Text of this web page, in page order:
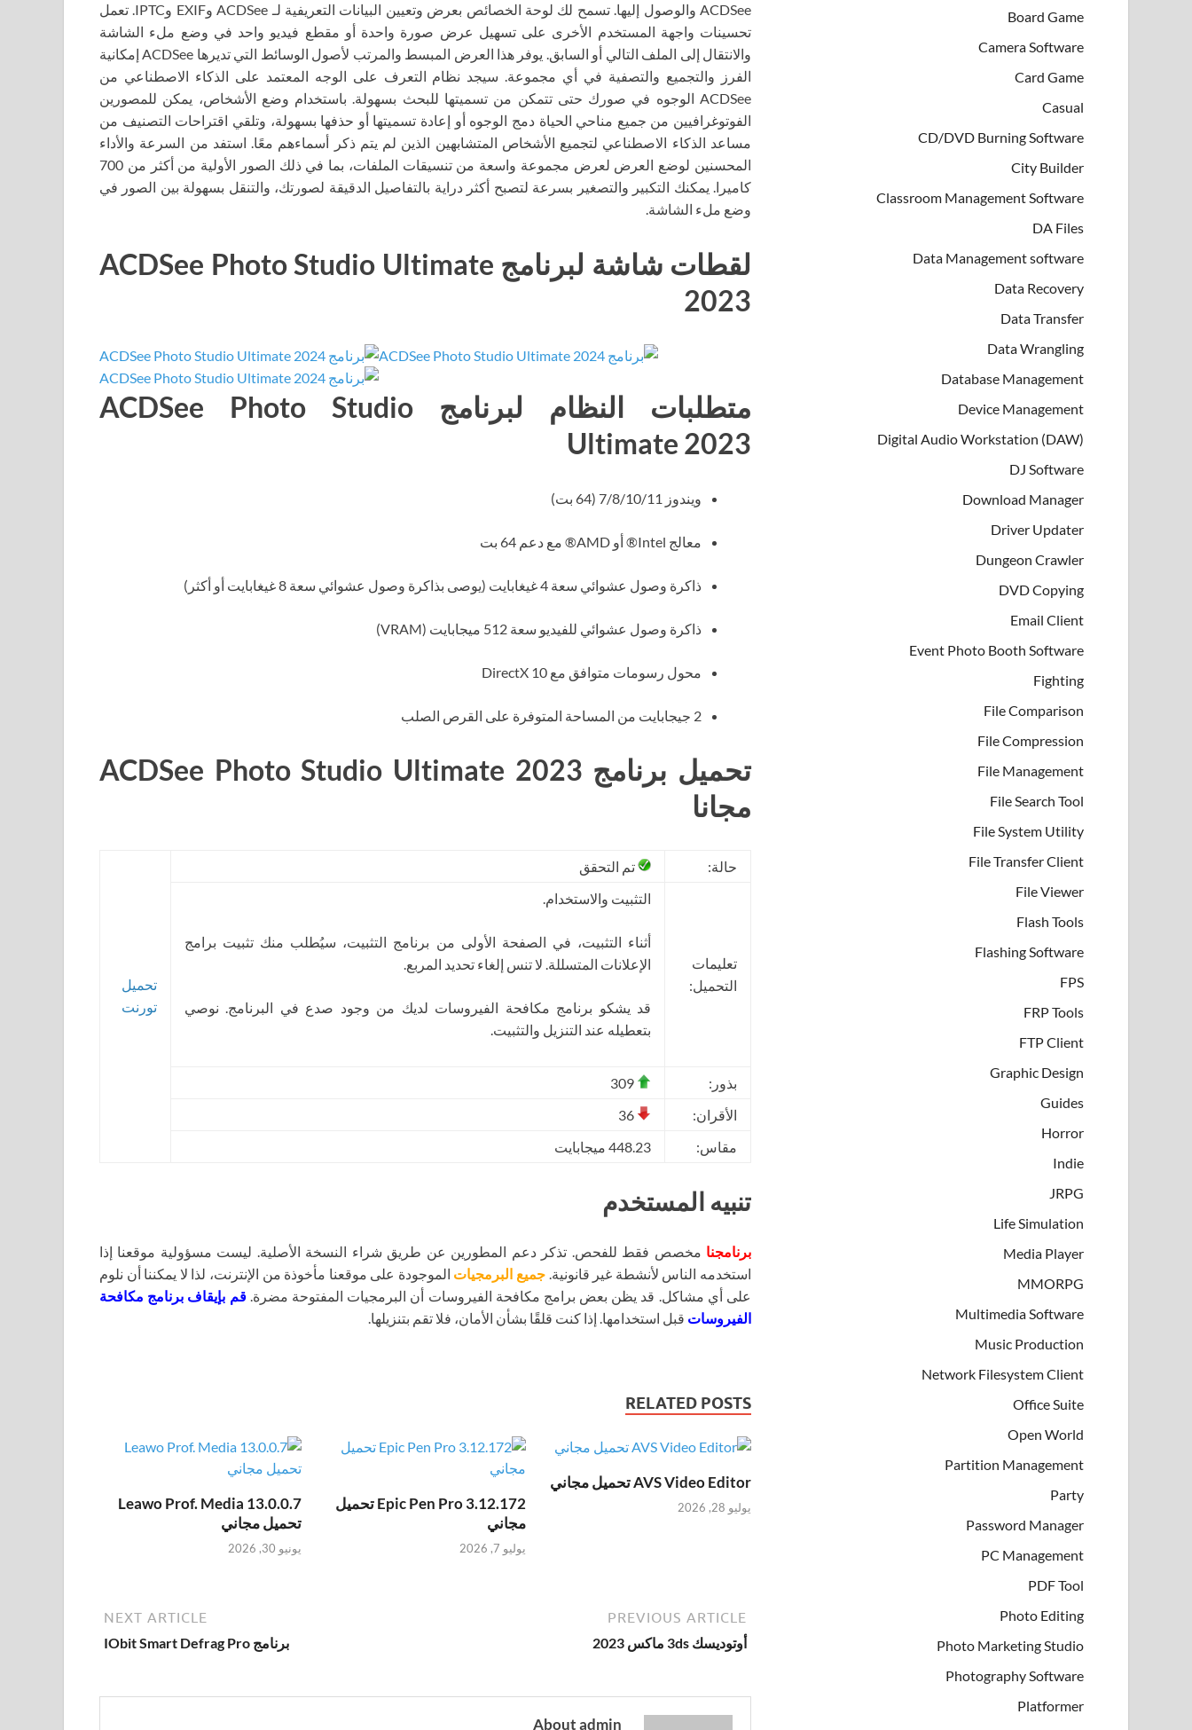
ACDSee والوصول إليها. تسمح لك لوحة الخصائص بعرض وتعيين البيانات التعريفية لـ ACDSee وEXIF وIPTC. تعمل
تحسينات واجهة المستخدم الأخرى على تسهيل عرض صورة واحدة أو مقطع فيديو واحد في وضع ملء الشاشة
والانتقال إلى الملف التالي أو السابق. يوفر هذا العرض المبسط والمرتب لأصول الوسائط التي تديرها ACDSee إمكانية
الفرز والتجميع والتصفية في أي مجموعة. سيجد نظام التعرف على الوجه المعتمد على الذكاء الاصطناعي من
ACDSee الوجوه في صورك حتى تتمكن من تسميتها للبحث بسهولة. باستخدام وضع الأشخاص، يمكن للمصورين
الفوتوغرافيين من جميع مناحي الحياة دمج الوجوه أو إعادة تسميتها أو حذفها بسهولة، وتلقي اقتراحات التصنيف من
مساعد الذكاء الاصطناعي لتجميع الأشخاص المتشابهين الذين لم يتم ذكر أسماءهم معًا. استفد من السرعة والأداء
المحسنين لوضع العرض لعرض مجموعة واسعة من تنسيقات الملفات، بما في ذلك الصور الأولية من أكثر من 700
كاميرا. يمكنك التكبير والتصغير بسرعة لتصبح أكثر دراية بالتفاصيل الدقيقة لصورتك، والتنقل بسهولة بين الصور في
وضع ملء الشاشة.
لقطات شاشة لبرنامج ACDSee Photo Studio Ultimate
2023
متطلبات النظام لبرنامج ACDSee Photo Studio
Ultimate 2023
ويندوز 7/8/10/11 (64 بت)
معالج Intel® أو AMD® مع دعم 64 بت
ذاكرة وصول عشوائي سعة 4 غيغابايت (يوصى بذاكرة وصول عشوائي سعة 8 غيغابايت أو أكثر)
ذاكرة وصول عشوائي للفيديو سعة 512 ميجابايت (VRAM)
محول رسومات متوافق مع DirectX 10
2 جيجابايت من المساحة المتوفرة على القرص الصلب
تحميل برنامج ACDSee Photo Studio Ultimate 2023
مجانا
حالة: تم التحقق
تحميل
تورنت
تعليمات
التحميل:
التثبيت والاستخدام.
أثناء التثبيت، في الصفحة الأولى من برنامج التثبيت، سيُطلب منك تثبيت برامج
الإعلانات المتسللة. لا تنس إلغاء تحديد المربع.
قد يشكو برنامج مكافحة الفيروسات لديك من وجود صدع في البرنامج. نوصي
بتعطيله عند التنزيل والتثبيت.
بذور:
الأقران:
مقاس:
448.23 ميجابايت
تنبيه المستخدم
برنامجنا مخصص فقط للفحص. تذكر دعم المطورين عن طريق شراء النسخة الأصلية. ليست مسؤولية موقعنا إذا
استخدمه الناس لأنشطة غير قانونية. جميع البرمجيات الموجودة على موقعنا مأخوذة من الإنترنت، لذا لا يمكننا أن نلوم
على أي مشاكل. قد يظن بعض برامج مكافحة الفيروسات أن البرمجيات المفتوحة مضرة.قم بإيقاف برنامج مكافحة
الفيروسات قبل استخدامها. إذا كنت قلقًا بشأن الأمان، فلا تقم بتنزيلها.
RELATED POSTS
AVS Video Editor تحميل مجاني
يوليو 28, 2026
Epic Pen Pro 3.12.172 تحميل
مجاني
يوليو 7, 2026
Leawo Prof. Media 13.0.0.7
تحميل مجاني
يونيو 30, 2026
PREVIOUS ARTICLE
أوتوديسك 3ds ماكس 2023
NEXT ARTICLE
برنامج IObit Smart Defrag Pro
About admin
Board Game
Camera Software
Card Game
Casual
CD/DVD Burning Software
City Builder
Classroom Management Software
DA Files
Data Management software
Data Recovery
Data Transfer
Data Wrangling
Database Management
Device Management
Digital Audio Workstation (DAW)
DJ Software
Download Manager
Driver Updater
Dungeon Crawler
DVD Copying
Email Client
Event Photo Booth Software
Fighting
File Comparison
File Compression
File Management
File Search Tool
File System Utility
File Transfer Client
File Viewer
Flash Tools
Flashing Software
FPS
FRP Tools
FTP Client
Graphic Design
Guides
Horror
Indie
JRPG
Life Simulation
Media Player
MMORPG
Multimedia Software
Music Production
Network Filesystem Client
Office Suite
Open World
Partition Management
Party
Password Manager
PC Management
PDF Tool
Photo Editing
Photo Marketing Studio
Photography Software
Platformer